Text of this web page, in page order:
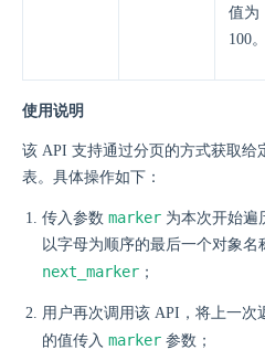
值为
100。
使用说明
该 API 支持通过分页的方式获取给
表。具体操作如下：
传入参数 marker 为本次开始遍
以字母为顺序的最后一个对象名
next_marker ；
用户再次调用该 API，将上一次
的值传入 marker 参数；